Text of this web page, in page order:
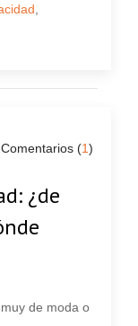
Comentarios (1)
¿de
de moda o